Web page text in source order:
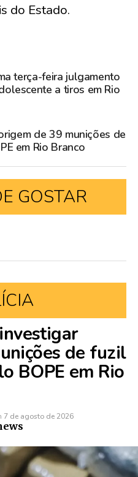
do Estado.
terça-feira julgamento
a tiros em Rio
de 39 munições de
em Rio Branco
GOSTAR
de fuzil
BOPE em Rio
7 de agosto de 2026